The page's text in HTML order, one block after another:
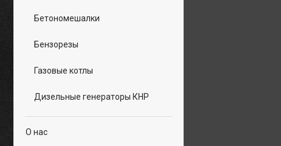
Бетономешалки
Бензорезы
Газовые котлы
Дизельные генераторы КНР
О нас